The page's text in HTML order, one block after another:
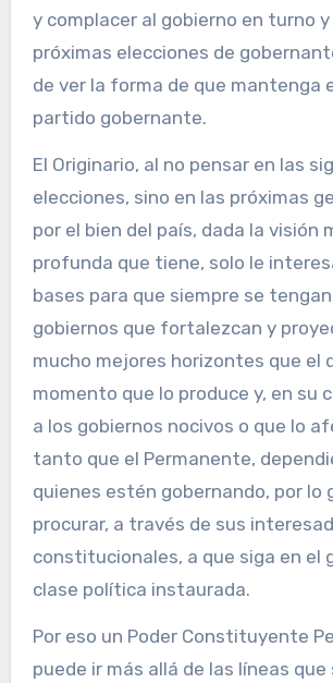
y complacer al gobierno en turno y
próximas elecciones de
de ver la forma de que mantenga
partido gobernante.
El Originario, al no pensar en las
elecciones, sino en las próximas
por el bien del país, dada la visión
profunda que tiene, solo le
bases para que siempre se
gobiernos que fortalezcan y
mucho mejores horizontes que el
momento que lo produce y, en su
a los gobiernos nocivos o que lo
tanto que el Permanente,
quienes estén gobernando, por lo
procurar, a través de sus
constitucionales, a que siga en el
clase política instaurada.
Por eso un Poder Constituyente
puede ir más allá de las líneas que